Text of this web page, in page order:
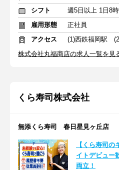
シフト
週5日以上 1日8
雇用形態
正社員
アクセス
(1)西鉄福岡駅
株式会社丸福商店の求人一覧を見
くら寿司株式会社
無添くら寿司 春日星見ヶ丘店
【くら寿司
イトデビュー
両立！